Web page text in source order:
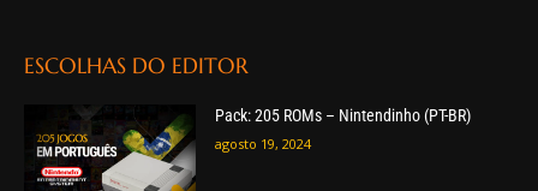
ESCOLHAS DO EDITOR
Pack: 205 ROMs – Nintendinho (PT-BR)
agosto 19, 2024